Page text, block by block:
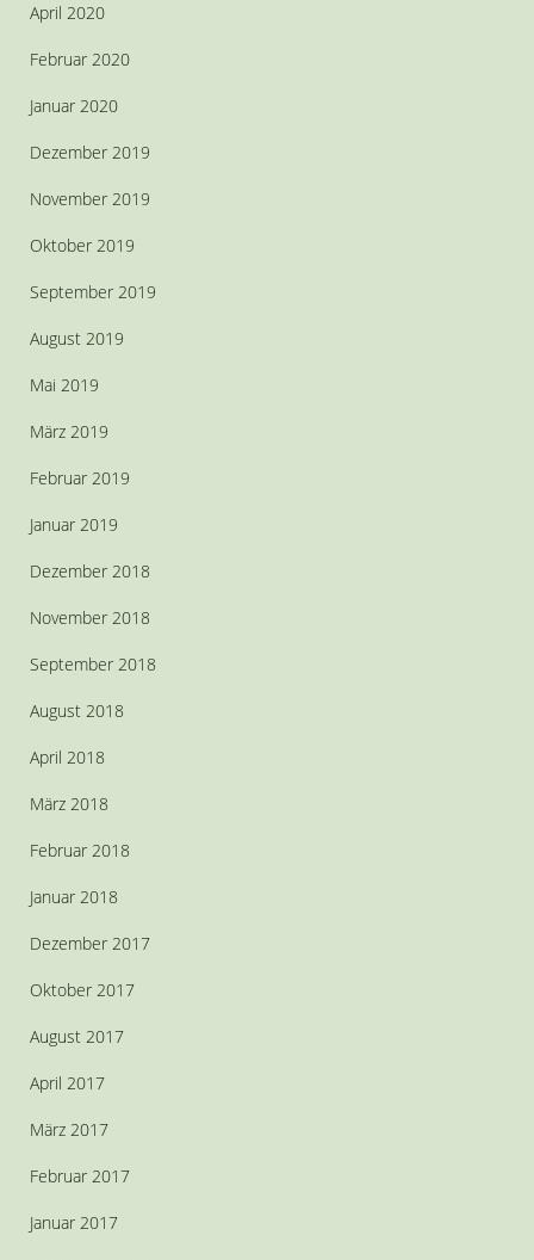
April 2020
Februar 2020
Januar 2020
Dezember 2019
November 2019
Oktober 2019
September 2019
August 2019
Mai 2019
März 2019
Februar 2019
Januar 2019
Dezember 2018
November 2018
September 2018
August 2018
April 2018
März 2018
Februar 2018
Januar 2018
Dezember 2017
Oktober 2017
August 2017
April 2017
März 2017
Februar 2017
Januar 2017